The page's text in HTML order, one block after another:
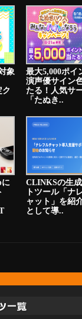
象
最大5,000ポイ
演声優サイン
たる！人気サ
「たぬき..
に
CLINKSの生
トツール「ナ
ャット」を紹
として導..